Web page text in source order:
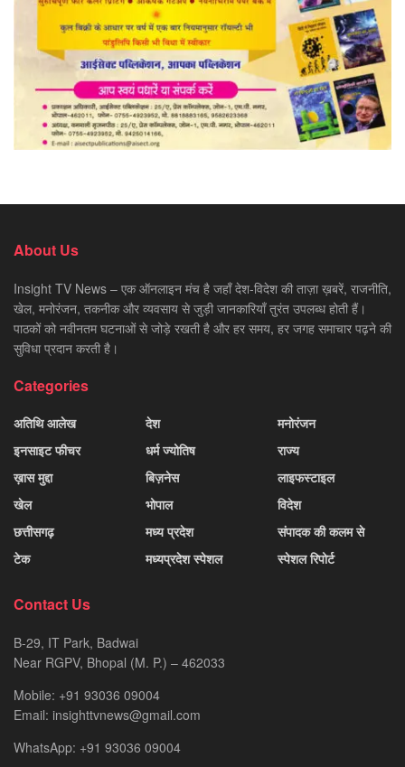
About Us
Insight TV News – एक ऑनलाइन मंच है जहाँ देश-विदेश की ताज़ा ख़बरें, राजनीति,
खेल, मनोरंजन, तकनीक और व्यवसाय से जुड़ी जानकारियाँ तुरंत उपलब्ध होती हैं।
पाठकों को नवीनतम घटनाओं से जोड़े रखती है और हर समय, हर जगह समाचार पढ़ने की
सुविधा प्रदान करती है।
Categories
अतिथि आलेख
इनसाइट फीचर
ख़ास मुद्दा
खेल
छत्तीसगढ़
टेक
देश
धर्म ज्योतिष
बिज़नेस
भोपाल
मध्य प्रदेश
मध्यप्रदेश स्पेशल
मनोरंजन
राज्य
लाइफस्टाइल
विदेश
संपादक की कलम से
स्पेशल रिपोर्ट
Contact Us
B-29, IT Park, Badwai
Near RGPV, Bhopal (M. P.) – 462033
Mobile: +91 93036 09004
Email: insighttvnews@gmail.com
WhatsApp: +91 93036 09004